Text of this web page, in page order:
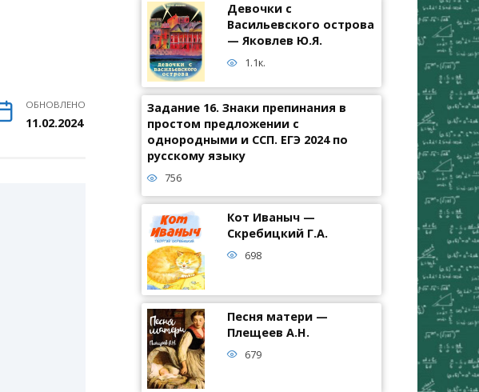
ОБНОВЛЕНО
11.02.2024
Девочки с
Васильевского острова
— Яковлев Ю.Я.
1.1к.
Задание 16. Знаки препинания в
простом предложении с
однородными и ССП. ЕГЭ 2024 по
русскому языку
756
Кот Иваныч —
Скребицкий Г.А.
698
Песня матери —
Плещеев А.Н.
679